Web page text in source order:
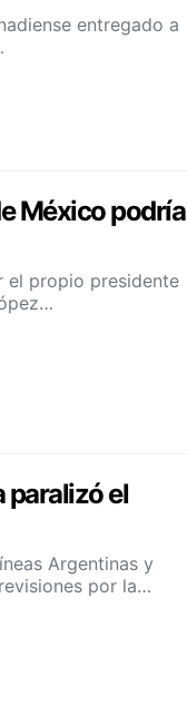
entregado a
México podría
el propio presidente
paralizó el
Argentinas y
por la…